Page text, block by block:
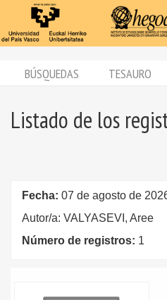
BÚSQUEDAS TESAURO
Listado de los
Fecha: 07 de agosto de
Autor/a: VALYASEVI, Aree
Número de registros: 1